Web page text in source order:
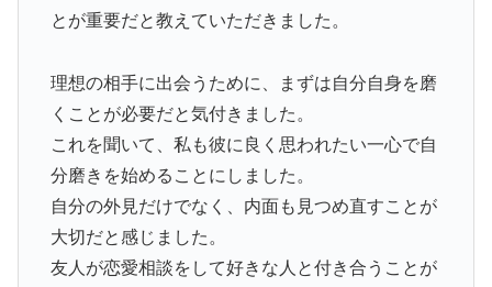
とが重要だと教えていただきました。
理想の相手に出会うために、まずは自分自身を磨
くことが必要だと気付きました。
これを聞いて、私も彼に良く思われたい一心で自
分磨きを始めることにしました。
自分の外見だけでなく、内面も見つめ直すことが
大切だと感じました。
友人が恋愛相談をして好きな人と付き合うことが